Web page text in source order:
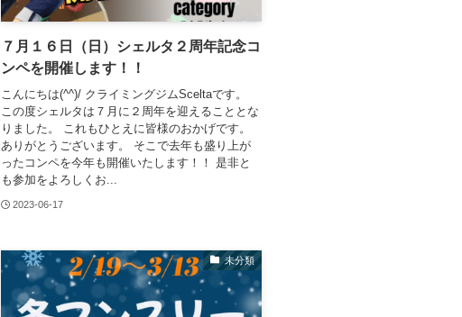
７月１６日（日）シェルタ２周年記念コ
ンペを開催します！！
こんにちは(^^)/ クライミングジムSceltaです。
この度シェルタは７月に２周年を迎えることとな
りました。 これもひとえに皆様のおかげです。
ありがとうございます。 そこで去年も盛り上が
ったコンペを今年も開催いたします！！ 是非と
も参加をよろしくお...
2023-06-17
未分類